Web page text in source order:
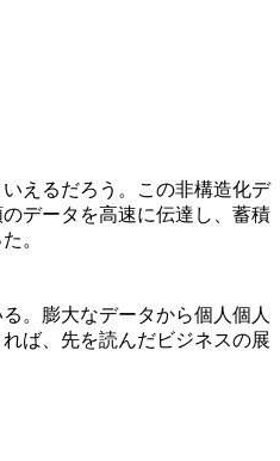
えるだろう。この非構造化デ
データを高速に伝達し、蓄積
。
。膨大なデータから個人個人
ば、先を読んだビジネスの展